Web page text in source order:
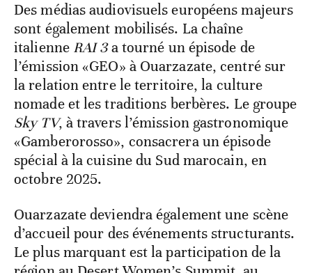
Des médias audiovisuels européens majeurs
sont également mobilisés. La chaîne
italienne RAI 3a tourné un épisode de
l’émission «GEO» à Ouarzazate, centré sur
la relation entre le territoire, la culture
nomade et les traditions berbères. Le groupe
Sky TV, à travers l’émission gastronomique
«Gamberorosso», consacrera un épisode
spécial à la cuisine du Sud marocain, en
octobre 2025.
Ouarzazate deviendra également une scène
d’accueil pour des événements structurants.
Le plus marquant est la participation de la